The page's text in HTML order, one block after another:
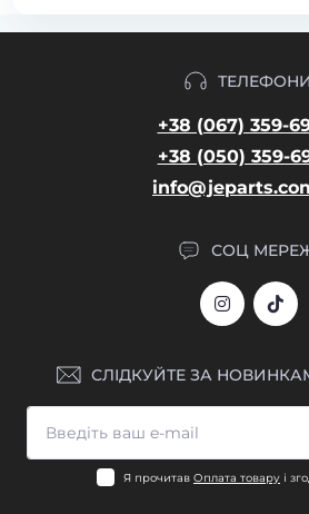
+38 (067) 359-
+38 (050) 359-
СОЦ
СЛІДКУЙТЕ ЗА
Я прочитав Оплата товару і